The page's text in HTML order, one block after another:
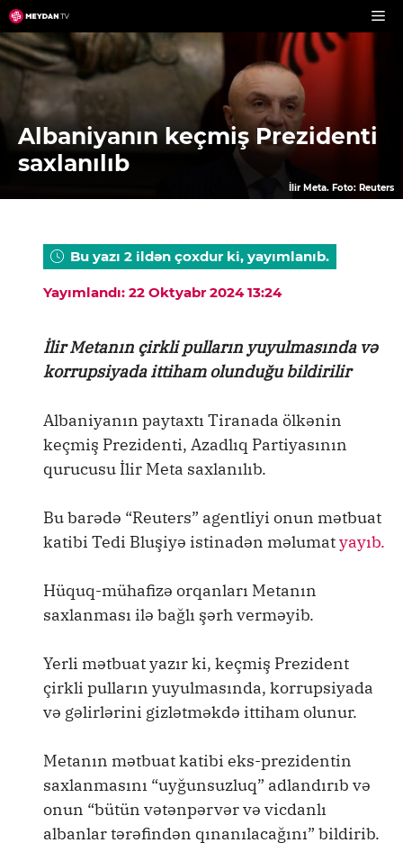
Skip
to
content
Albaniyanın keçmiş Prezidenti
saxlanılıb
İlir Meta. Foto: Reuters
Bu yazı 2 ildən çoxdur ki, yayımlanıb.
Yayımlandı: 22 Oktyabr 2024 13:24
İlir Metanın çirkli pulların yuyulmasında və
korrupsiyada ittiham olunduğu bildirilir
Albaniyanın paytaxtı Tiranada ölkənin
keçmiş Prezidenti, Azadlıq Partiyasının
qurucusu İlir Meta saxlanılıb.
Bu barədə “Reuters” agentliyi onun mətbuat
katibi Tedi Bluşiyə istinadən məlumatyayıb.
Hüquq-mühafizə orqanları Metanın
saxlanması ilə bağlı şərh verməyib.
Yerli mətbuat yazır ki, keçmiş Prezident
çirkli pulların yuyulmasında, korrupsiyada
və gəlirlərini gizlətməkdə ittiham olunur.
Metanın mətbuat katibi eks-prezidentin
saxlanmasını “uyğunsuzluq” adlandırıb və
onun “bütün vətənpərvər və vicdanlı
albanlar tərəfindən qınanılacağını” bildirib.